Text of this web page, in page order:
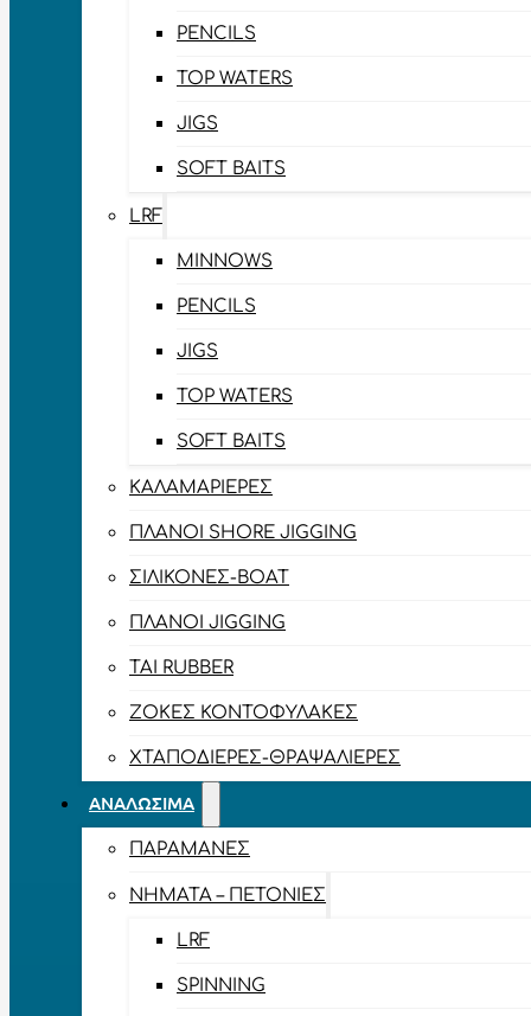
PENCILS
TOP WATERS
JIGS
SOFT BAITS
LRF
MINNOWS
PENCILS
JIGS
TOP WATERS
SOFT BAITS
ΚΑΛΑΜΑΡΙΈΡΕΣ
ΠΛΆΝΟΙ SHORE JIGGING
ΣΙΛΙΚΌΝΕΣ-BOAT
ΠΛΆΝΟΙ JIGGING
TAI RUBBER
ΖΌΚΕΣ ΚΟΝΤΟΦΎΛΑΚΕΣ
ΧΤΑΠΟΔΙΈΡΕΣ-ΘΡΑΨΑΛΙΈΡΕΣ
ΑΝΑΛΏΣΙΜΑ
ΠΑΡΑΜΆΝΕΣ
ΝΉΜΑΤΑ – ΠΕΤΟΝΙΈΣ
LRF
SPINNING